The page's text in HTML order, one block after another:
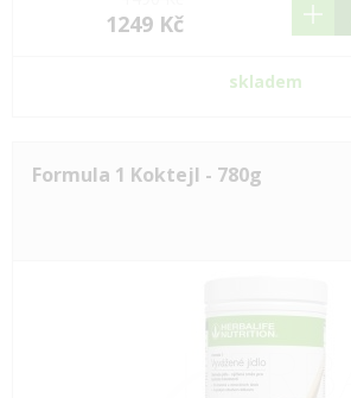
1249 Kč
skladem
Formula 1 Koktejl - 780g